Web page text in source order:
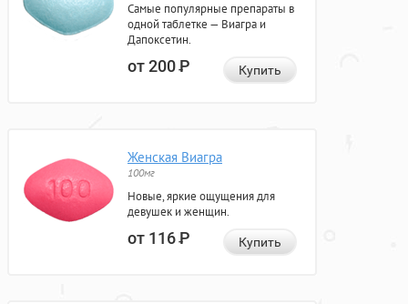
Самые популярные препараты в
одной таблетке — Виагра и
Дапоксетин.
от 200Р Купить
Женская Виагра
100мг
Новые, яркие ощущения для
девушек и женщин.
от 116Р Купить